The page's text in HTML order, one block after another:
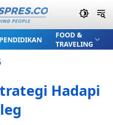
PENDIDIKAN
FOOD &
TRAVELING
Hadapi